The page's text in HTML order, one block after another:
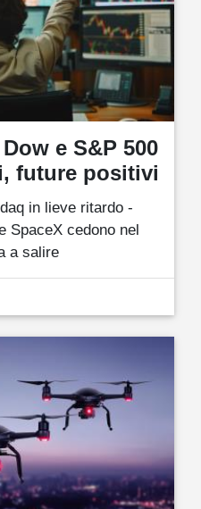
e S&P 500
future positivi
in lieve ritardo -
SpaceX cedono nel
a salire